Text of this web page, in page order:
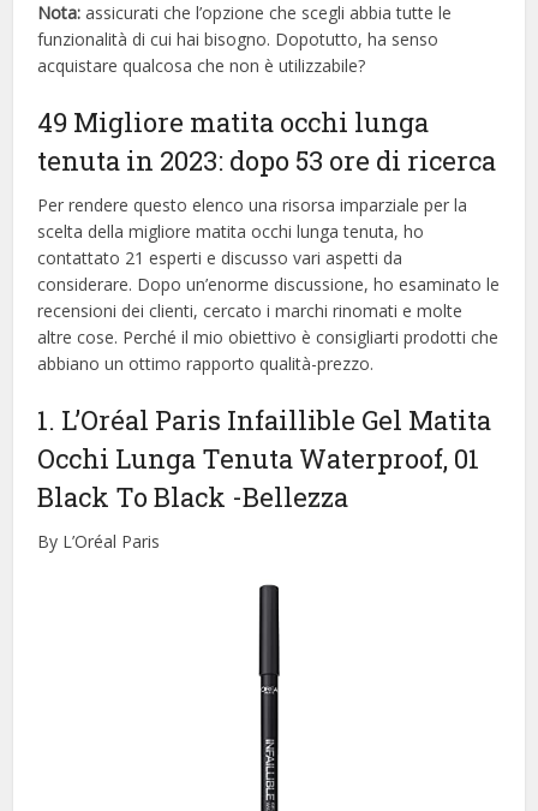
Nota: assicurati che l’opzione che scegli abbia tutte le
funzionalità di cui hai bisogno. Dopotutto, ha senso
acquistare qualcosa che non è utilizzabile?
49 Migliore matita occhi lunga
tenuta in 2023: dopo 53 ore di ricerca
Per rendere questo elenco una risorsa imparziale per la
scelta della migliore matita occhi lunga tenuta, ​​ho
contattato 21 esperti e discusso vari aspetti da
considerare. Dopo un’enorme discussione, ho esaminato le
recensioni dei clienti, cercato i marchi rinomati e molte
altre cose. Perché il mio obiettivo è consigliarti prodotti che
abbiano un ottimo rapporto qualità-prezzo.
1. L’Oréal Paris Infaillible Gel Matita
Occhi Lunga Tenuta Waterproof, 01
Black To Black -Bellezza
By L’Oréal Paris